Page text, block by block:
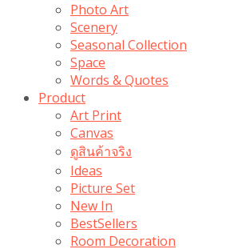
Photo Art
Scenery
Seasonal Collection
Space
Words & Quotes
Product
Art Print
Canvas
ดูสินค้าจริง
Ideas
Picture Set
New In
BestSellers
Room Decoration